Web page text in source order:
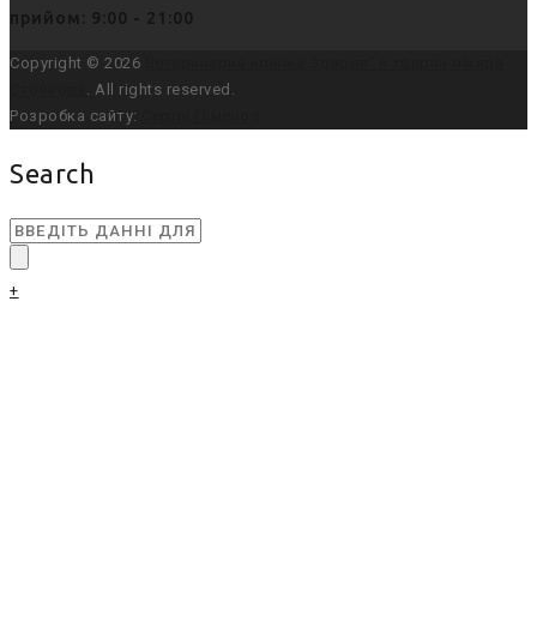
прийом: 9:00 - 21:00
Copyright © 2026
. All rights reserved.
Розробка сайту:
Search
+